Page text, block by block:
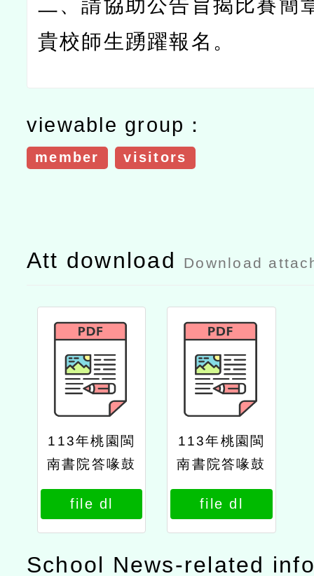
二、請協助公告旨揭比賽簡
貴校師生踴躍報名。
viewable group：
member visitors
Att download Download
113年桃園閩
南書院答喙鼓
比賽公文
file dl
113年桃園閩
南書院答喙鼓
比賽資訊海報
file dl
School News-related